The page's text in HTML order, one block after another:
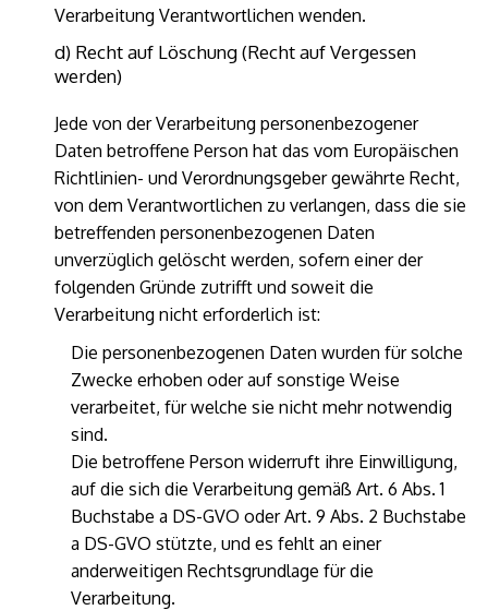
Verarbeitung Verantwortlichen wenden.
d) Recht auf Löschung (Recht auf Vergessen
werden)
Jede von der Verarbeitung personenbezogener
Daten betroffene Person hat das vom Europäischen
Richtlinien- und Verordnungsgeber gewährte Recht,
von dem Verantwortlichen zu verlangen, dass die sie
betreffenden personenbezogenen Daten
unverzüglich gelöscht werden, sofern einer der
folgenden Gründe zutrifft und soweit die
Verarbeitung nicht erforderlich ist:
Die personenbezogenen Daten wurden für solche
Zwecke erhoben oder auf sonstige Weise
verarbeitet, für welche sie nicht mehr notwendig
sind.
Die betroffene Person widerruft ihre Einwilligung,
auf die sich die Verarbeitung gemäß Art. 6 Abs. 1
Buchstabe a DS-GVO oder Art. 9 Abs. 2 Buchstabe
a DS-GVO stützte, und es fehlt an einer
anderweitigen Rechtsgrundlage für die
Verarbeitung.